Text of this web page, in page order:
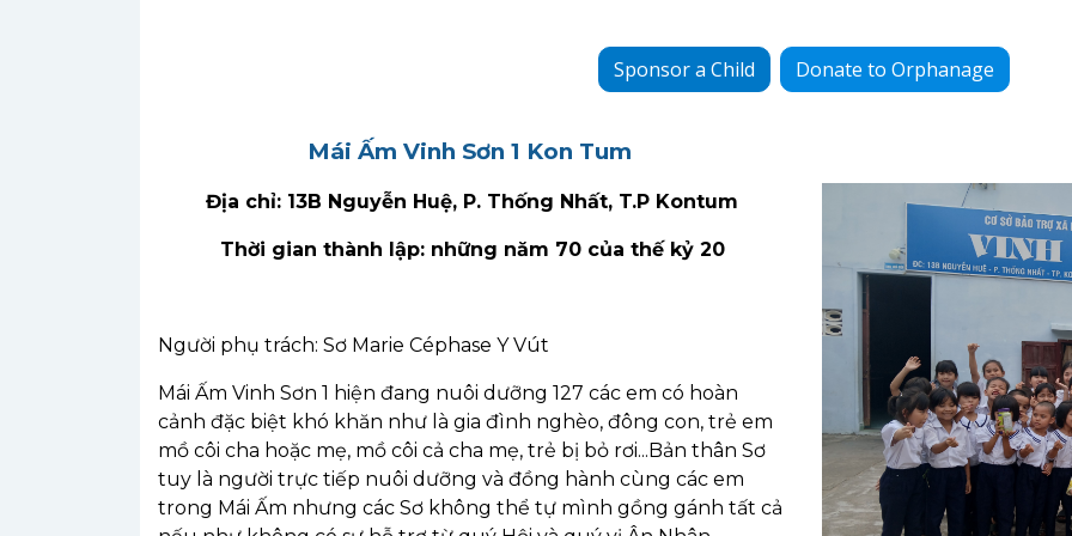
Sponsor a Child Donate to Orphanage
Mái Ấm Vinh Sơn 1 Kon Tum
Địa chỉ: 13B Nguyễn Huệ, P. Thống Nhất, T.P Kontum
Thời gian thành lập: những năm 70 của thế kỷ 20
Người phụ trách: Sơ Marie Céphase Y Vút
Mái Ấm Vinh Sơn 1 hiện đang nuôi dưỡng 127 các em có hoàn
cảnh đặc biệt khó khăn như là gia đình nghèo, đông con, trẻ em
mồ côi cha hoặc mẹ, mồ côi cả cha mẹ, trẻ bị bỏ rơi...Bản thân Sơ
tuy là người trực tiếp nuôi dưỡng và đồng hành cùng các em
trong Mái Ấm nhưng các Sơ không thể tự mình gồng gánh tất cả